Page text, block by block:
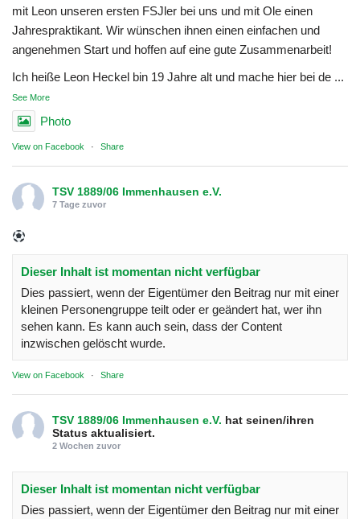
mit Leon unseren ersten FSJler bei uns und mit Ole einen
Jahrespraktikant. Wir wünschen ihnen einen einfachen und
angenehmen Start und hoffen auf eine gute Zusammenarbeit!
Ich heiße Leon Heckel bin 19 Jahre alt und mache hier bei de ...
See More
Photo
View on Facebook · Share
TSV 1889/06 Immenhausen e.V.
7 Tage zuvor
Dieser Inhalt ist momentan nicht verfügbar
Dies passiert, wenn der Eigentümer den Beitrag nur mit einer
kleinen Personengruppe teilt oder er geändert hat, wer ihn
sehen kann. Es kann auch sein, dass der Content
inzwischen gelöscht wurde.
View on Facebook · Share
TSV 1889/06 Immenhausen e.V. hat seinen/ihren
Status aktualisiert.
2 Wochen zuvor
Dieser Inhalt ist momentan nicht verfügbar
Dies passiert, wenn der Eigentümer den Beitrag nur mit einer